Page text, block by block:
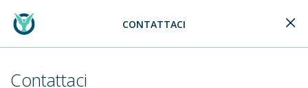
Generali Logo CONTATTACI
Contattaci